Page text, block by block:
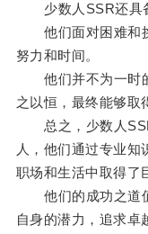
少数人SSR还具备
他们面对困难和挑
努力和时间。
他们并不为一时的
之以恒，最终能够取
总之，少数人SSR
人，他们通过专业知
职场和生活中取得了
他们的成功之道值
自身的潜力，追求卓